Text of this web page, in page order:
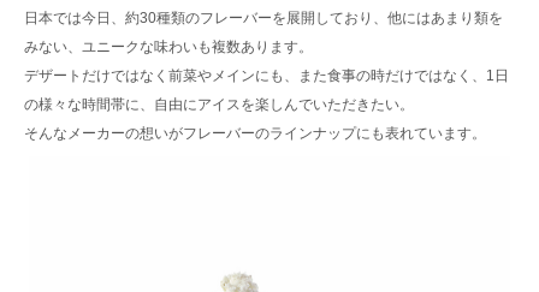
日本では今日、約30種類のフレーバーを展開しており、他にはあまり類を
みない、ユニークな味わいも複数あります。
デザートだけではなく前菜やメインにも、また食事の時だけではなく、1日
の様々な時間帯に、自由にアイスを楽しんでいただきたい。
そんなメーカーの想いがフレーバーのラインナップにも表れています。